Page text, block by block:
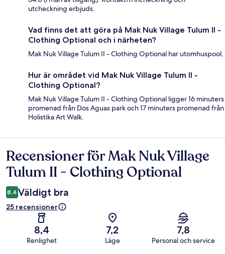
utcheckning erbjuds.
Vad finns det att göra på Mak Nuk Village Tulum II -
Clothing Optional och i närheten?
Mak Nuk Village Tulum II - Clothing Optional har utomhuspool.
Hur är området vid Mak Nuk Village Tulum II -
Clothing Optional?
Mak Nuk Village Tulum II - Clothing Optional ligger 16 minuters
promenad från Dos Aguas park och 17 minuters promenad från
Holistika Art Walk.
Recensioner
Recensioner för Mak Nuk Village
Tulum II - Clothing Optional
8,4 Väldigt bra
25 recensioner
8,4
Renlighet
7,2
Läge
7,8
Personal och service